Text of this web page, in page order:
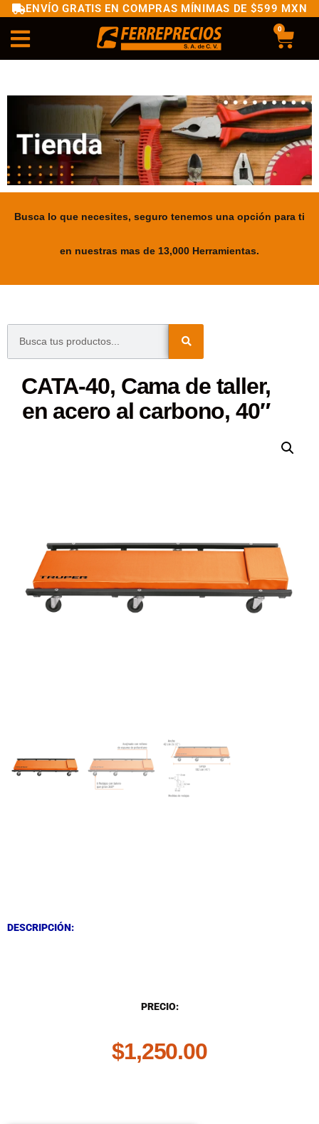
ENVÍO GRATIS EN COMPRAS MÍNIMAS DE $599 MXN
0
Busca lo que necesites, seguro tenemos una opción para ti
en nuestras mas de 13,000 Herramientas.
CATA-40, Cama de taller,
en acero al carbono, 40″
DESCRIPCIÓN:
PRECIO:
$1,250.00